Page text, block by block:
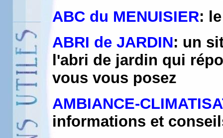
ABC du MENUISIER:
ABRI de JARDIN: un
l'abri de jardin qui
vous vous posez
AMBIANCE-
informations et